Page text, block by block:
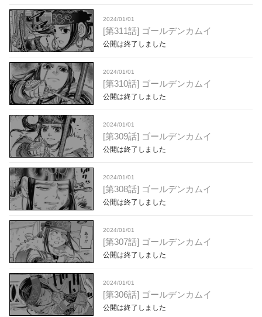
2024/01/01
[第311話] ゴールデンカムイ
公開は終了しました
2024/01/01
[第310話] ゴールデンカムイ
公開は終了しました
2024/01/01
[第309話] ゴールデンカムイ
公開は終了しました
2024/01/01
[第308話] ゴールデンカムイ
公開は終了しました
2024/01/01
[第307話] ゴールデンカムイ
公開は終了しました
2024/01/01
[第306話] ゴールデンカムイ
公開は終了しました